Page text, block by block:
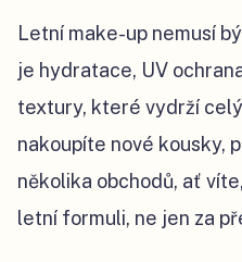
Letní make-up nemusí
je hydratace, UV
textury, které vydrží
nakoupíte nové kousky,
několika obchodů, ať
letní formuli, ne jen za